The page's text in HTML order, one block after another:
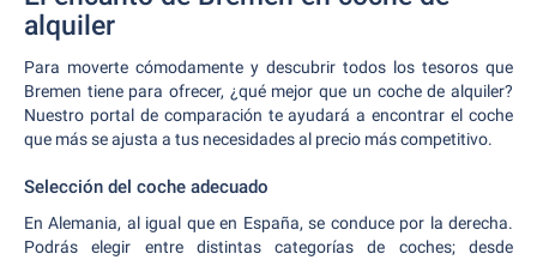
alquiler
Para moverte cómodamente y descubrir todos los tesoros que
Bremen tiene para ofrecer, ¿qué mejor que un coche de alquiler?
Nuestro portal de comparación te ayudará a encontrar el coche
que más se ajusta a tus necesidades al precio más competitivo.
Selección del coche adecuado
En Alemania, al igual que en España, se conduce por la derecha.
Podrás elegir entre distintas categorías de coches; desde